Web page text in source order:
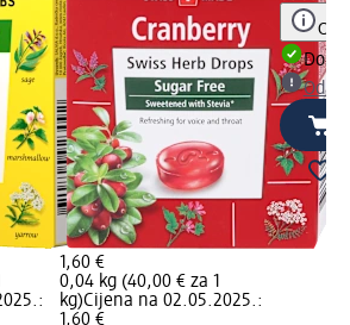
1,60 €
0,04 kg (40,00 € za 1
kg)Cijena na 02.05.2025.:
1,60 €